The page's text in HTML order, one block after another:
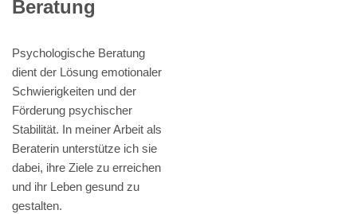
Beratung
Psychologische Beratung
dient der Lösung emotionaler
Schwierigkeiten und der
Förderung psychischer
Stabilität. In meiner Arbeit als
Beraterin unterstütze ich sie
dabei, ihre Ziele zu erreichen
und ihr Leben gesund zu
gestalten.